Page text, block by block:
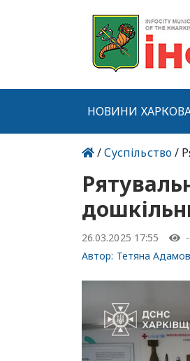
НОВИНИ
/Суспільство/
26.03.2025 17:55
-
Автор: Тетяна